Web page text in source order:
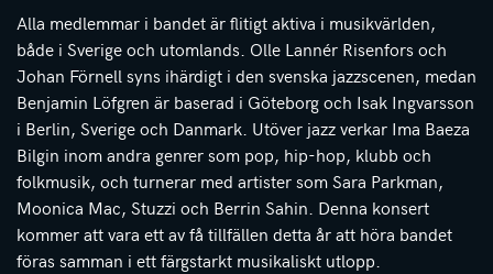
Alla medlemmar i bandet är flitigt aktiva i musikvärlden,
både i Sverige och utomlands. Olle Lannér Risenfors och
Johan Förnell syns ihärdigt i den svenska jazzscenen, medan
Benjamin Löfgren är baserad i Göteborg och Isak Ingvarsson
i Berlin, Sverige och Danmark. Utöver jazz verkar Ima Baeza
Bilgin inom andra genrer som pop, hip-hop, klubb och
folkmusik, och turnerar med artister som Sara Parkman,
Moonica Mac, Stuzzi och Berrin Sahin. Denna konsert
kommer att vara ett av få tillfällen detta år att höra bandet
föras samman i ett färgstarkt musikaliskt utlopp.